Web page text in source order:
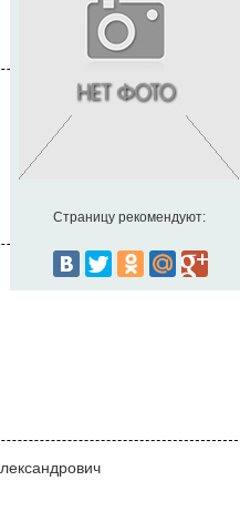
Страницу рекомендуют: